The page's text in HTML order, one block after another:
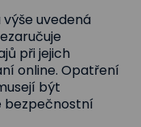
uvedená
při jejich
online. Opatření
být
bezpečnostní